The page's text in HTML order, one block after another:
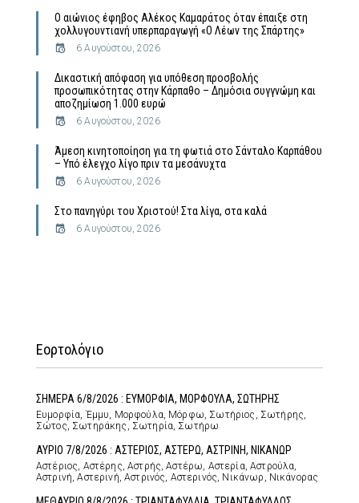
Ο αιώνιος έφηβος Αλέκος Καμαράτος όταν έπαιξε στη
χολλυγουντιανή υπερπαραγωγή «Ο Λέων της Σπάρτης»
6 Αυγούστου, 2026
Δικαστική απόφαση για υπόθεση προσβολής
προσωπικότητας στην Κάρπαθο – Δημόσια συγγνώμη και
αποζημίωση 1.000 ευρώ
6 Αυγούστου, 2026
Άμεση κινητοποίηση για τη φωτιά στο Σάνταλο Καρπάθου
– Υπό έλεγχο λίγο πριν τα μεσάνυχτα
6 Αυγούστου, 2026
Στο πανηγύρι του Χριστού! Στα λίγα, στα καλά
6 Αυγούστου, 2026
Εορτολόγιο
ΣΗΜΕΡΑ 6/8/2026 : ΕΥΜΟΡΦΙΑ, ΜΟΡΦΟΥΛΑ, ΣΩΤΗΡΗΣ
Ευμορφία, Έμμυ, Μορφούλα, Μόρφω, Σωτήριος, Σωτήρης,
Σώτος, Σωτηράκης, Σωτηρία, Σωτήρω
ΑΥΡΙΟ 7/8/2026 : ΑΣΤΕΡΙΟΣ, ΑΣΤΕΡΩ, ΑΣΤΡΙΝΗ, ΝΙΚΑΝΩΡ
Αστέριος, Αστέρης, Αστρής, Αστέρω, Αστερία, Αστρούλα,
Αστρινή, Αστερινή, Αστρινός, Αστερινός, Νικάνωρ, Νικάνορας